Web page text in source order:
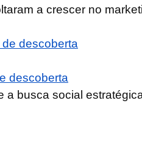
a crescer no
descoberta
a busca social